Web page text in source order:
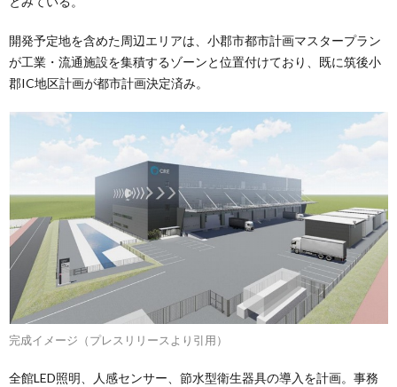
開発予定地を含めた周辺エリアは、小郡市都市計画マスタープラン
が工業・流通施設を集積するゾーンと位置付けており、既に筑後小
郡IC地区計画が都市計画決定済み。
完成イメージ（プレスリリースより引用）
全館LED照明、人感センサー、節水型衛生器具の導入を計画。事務